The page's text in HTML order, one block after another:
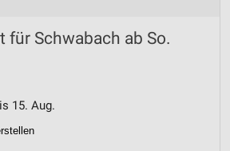
für Schwabach ab So.
15. Aug.